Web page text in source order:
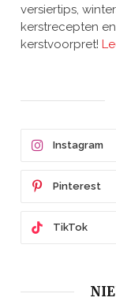
versiertips,
kerstrecepten
kerstvoorpret!
Instagram
Pinterest
TikTok